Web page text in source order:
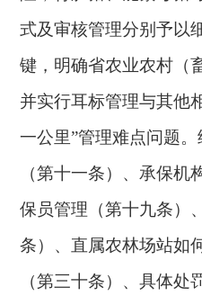
式及审核管理分别予以
键，明确省农业农村（
并实行耳标管理与其他
一公里”管理难点问题
（第十一条）、承保
保员管理（第十九条）
条）、直属农林场站如
（第三十条）、具体